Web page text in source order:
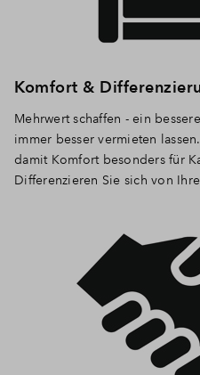
Komfort &
Mehrwert schaffen - ein
immer besser vermieten
damit Komfort besonders für
Differenzieren Sie sich von